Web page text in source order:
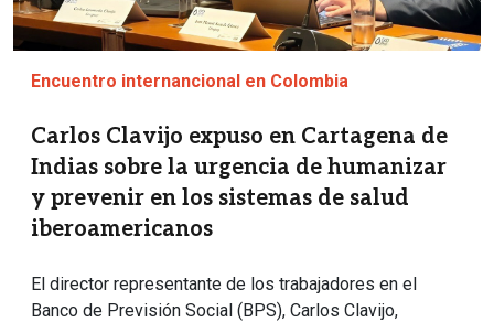
Encuentro internancional en Colombia
Carlos Clavijo expuso en Cartagena de
Indias sobre la urgencia de humanizar
y prevenir en los sistemas de salud
iberoamericanos
El director representante de los trabajadores en el
Banco de Previsión Social (BPS), Carlos Clavijo,